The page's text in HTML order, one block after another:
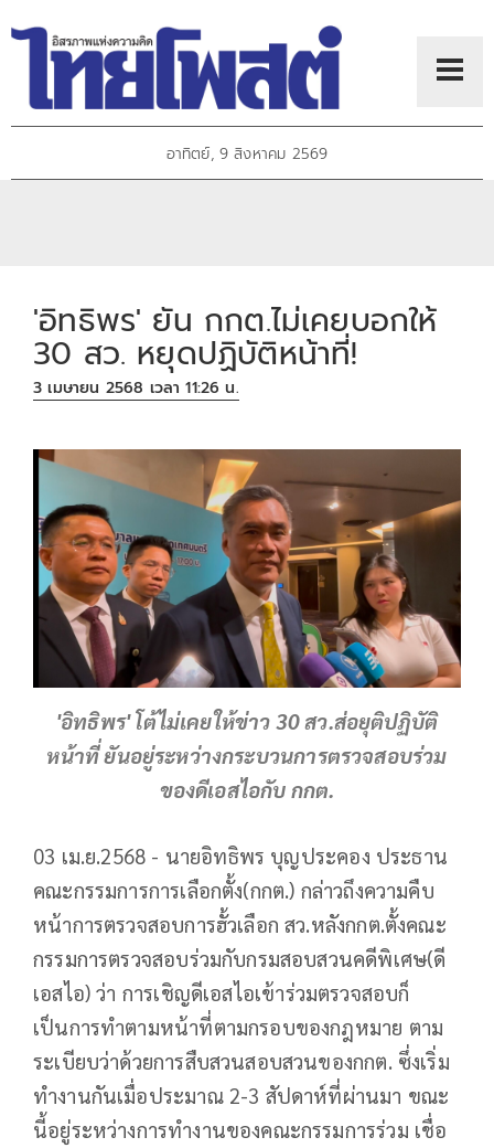
อาทิตย์, 9 สิงหาคม 2569
'อิทธิพร' ยัน กกต.ไม่เคยบอกให้
30 สว. หยุดปฏิบัติหน้าที่!
3 เมษายน 2568 เวลา 11:26 น.
'อิทธิพร' โต้ไม่เคยให้ข่าว 30 สว.ส่อยุติปฏิบัติ
หน้าที่ ยันอยู่ระหว่างกระบวนการตรวจสอบร่วม
ของดีเอสไอกับ กกต.
03 เม.ย.2568 - นายอิทธิพร บุญประคอง ประธาน
คณะกรรมการการเลือกตั้ง(กกต.) กล่าวถึงความคืบ
หน้าการตรวจสอบการฮั้วเลือก สว.หลังกกต.ตั้งคณะ
กรรมการตรวจสอบร่วมกับกรมสอบสวนคดีพิเศษ(ดี
เอสไอ) ว่า การเชิญดีเอสไอเข้าร่วมตรวจสอบก็
เป็นการทำตามหน้าที่ตามกรอบของกฎหมาย ตาม
ระเบียบว่าด้วยการสืบสวนสอบสวนของกกต. ซึ่งเริ่ม
ทำงานกันเมื่อประมาณ 2-3 สัปดาห์ที่ผ่านมา ขณะ
นี้อยู่ระหว่างการทำงานของคณะกรรมการร่วม เชื่อ